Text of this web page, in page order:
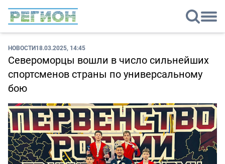
НОВОСТИ18.03.2025, 14:45
Североморцы вошли в число сильнейших
спортсменов страны по универсальному
бою